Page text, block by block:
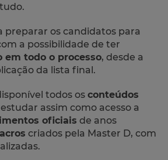
preparar os candidatos para
a possibilidade de ter
em todo o processo, desde a
da lista final.
todos os conteúdos
assim como acesso a
oficiais de anos
criados pela Master D, com